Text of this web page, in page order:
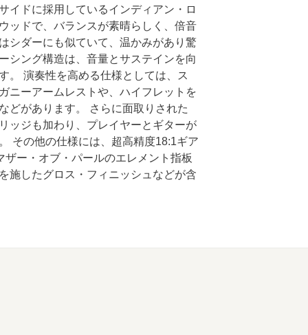
イドに採用しているインディアン・ロ
ッドで、バランスが素晴らしく、倍音
シダーにも似ていて、温かみがあり驚
シング構造は、音量とサステインを向
。 演奏性を高める仕様としては、ス
ニーアームレストや、ハイフレットを
どがあります。 さらに面取りされた
ッジも加わり、プレイヤーとギターが
その他の仕様には、超高精度18:1ギア
ー・オブ・パールのエレメント指板
施したグロス・フィニッシュなどが含